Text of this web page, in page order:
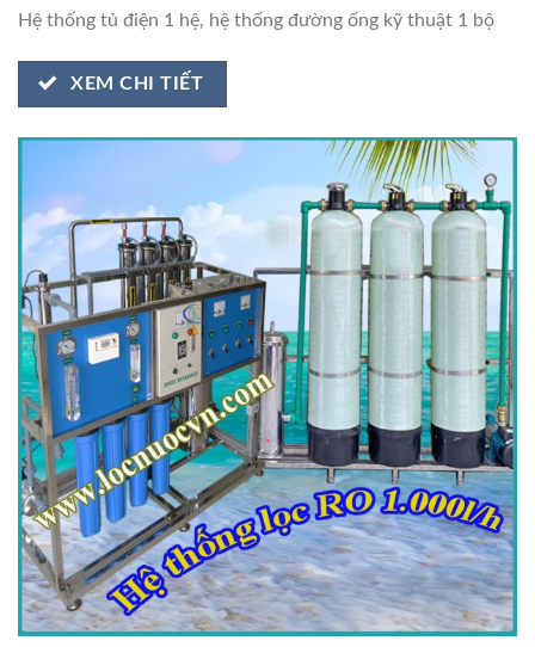
Hệ thống tủ điện 1 hệ, hệ thống đường ống kỹ thuật 1 bộ
XEM CHI TIẾT